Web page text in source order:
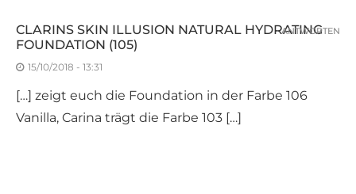
CLARINS SKIN ILLUSION NATURAL HYDRATING
FOUNDATION (105)
15/10/2018 - 13:31
[…] zeigt euch die Foundation in der Farbe 106
Vanilla, Carina trägt die Farbe 103 […]
ANTWORTEN